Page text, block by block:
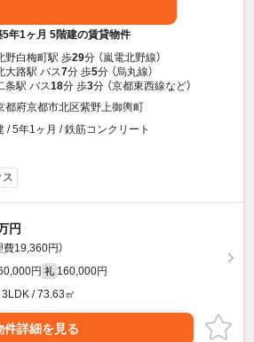
年1ヶ月 5階建の賃貸物件
野白梅町駅 歩29分 （嵐電北野線）
大路駅 バス7分 歩5分 （烏丸線）
条駅 バス18分 歩3分 （京都東西線など）
都府京都市北区紫野上御輿町
/ 5年1ヶ月 / 鉄筋コンクリート
円
費19,360円）
円 礼 160,000円
/ 73.63㎡
件詳細を見る